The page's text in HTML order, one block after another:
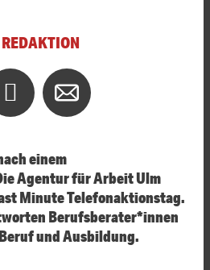
einem
Agentur für Arbeit Ulm
Minute Telefonaktionstag.
Berufsberater*innen
und Ausbildung.